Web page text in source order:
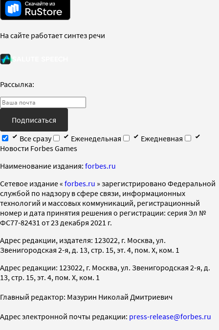
На сайте работает синтез речи
Рассылка:
Подписаться
Все сразу
Еженедельная
Ежедневная
Новости Forbes Games
Наименование издания: forbes.ru
Cетевое издание « forbes.ru » зарегистрировано Федеральной
службой по надзору в сфере связи, информационных
технологий и массовых коммуникаций, регистрационный
номер и дата принятия решения о регистрации: серия Эл №
ФС77-82431 от 23 декабря 2021 г.
Адрес редакции, издателя: 123022, г. Москва, ул.
Звенигородская 2-я, д. 13, стр. 15, эт. 4, пом. X, ком. 1
Адрес редакции: 123022, г. Москва, ул. Звенигородская 2-я, д.
13, стр. 15, эт. 4, пом. X, ком. 1
Главный редактор: Мазурин Николай Дмитриевич
Адрес электронной почты редакции: press-release@forbes.ru